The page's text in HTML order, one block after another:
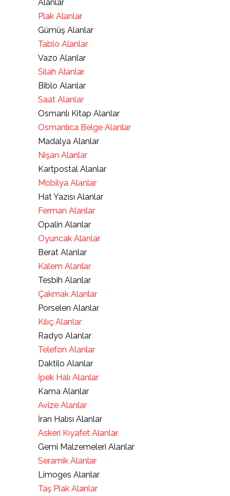
Alanlar
Plak Alanlar
Gümüş Alanlar
Tablo Alanlar
Vazo Alanlar
Silah Alanlar
Biblo Alanlar
Saat Alanlar
Osmanlı Kitap Alanlar
Osmanlıca Belge Alanlar
Madalya Alanlar
Nişan Alanlar
Kartpostal Alanlar
Mobilya Alanlar
Hat Yazısı Alanlar
Ferman Alanlar
Opalin Alanlar
Oyuncak Alanlar
Berat Alanlar
Kalem Alanlar
Tesbih Alanlar
Çakmak Alanlar
Porselen Alanlar
Kılıç Alanlar
Radyo Alanlar
Telefon Alanlar
Daktilo Alanlar
İpek Halı Alanlar
Kama Alanlar
Avize Alanlar
İran Halısı Alanlar
Askeri Kıyafet Alanlar
Gemi Malzemeleri Alanlar
Seramik Alanlar
Limoges Alanlar
Taş Plak Alanlar